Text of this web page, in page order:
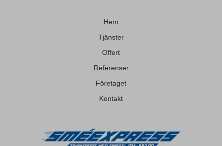
Hem
Tjänster
Offert
Referenser
Företaget
Kontakt